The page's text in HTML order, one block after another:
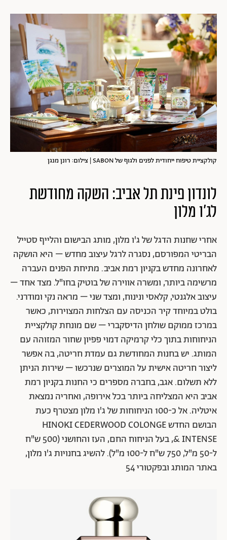
קולקציית טיפוח ייחודית לפנים ולגוף של SABON | צילום: רונן מנגן
לונדון פינת תל אביב: השקה מחודשת
לג'ו מלון
אחרי שחנות הדגל של ג'ו מלון, מותג הבישום והלייף סטייל
הבריטי המפורסם, נסגרה לרגל עיצוב מחדש – היא הושקה
לאחרונה מחדש בקניון רמת אביב. מתיחת הפנים העברה
מרשימה ביותר, ומשרה אווירה של בוטיק בחו"ל. מצד אחד –
עיצוב אלגנטי, קלאסי ונינוח, ומצד שני – מראה נקי ומודרני.
בולט במיוחד קיר הכניסה עם הצלחות המצוירות, כאשר
במרכז ממוקם שולחן הדיסקברי – שם מונחת קולקציית
הניחוחות בתוך כלי קרמיקה דמוי פפיון שחור המזוהה עם
המותג. יש בחנות המחודשת גם עמדת חריטה, בה אפשר
ליצור חריטה אישית על המוצרים שנרכשו – שירות הניתן
ללא תשלום. אגב, בחברה מספרים כי החנות בקניון רמת
אביב היא המצליחה ביותר בכל אירופה, ואחריה נמצאת
איטליה. אל כ-100 הניחוחות של ג'ו מלון מצטרף כעת
הבושם החדש HINOKI CEDERWOOD COLONGE
INTENSE &, בעל הניחוח החם, העז והחושני (500 ש"ח
ל-50 מ"ל, 750 ש"ח ל-100 מ"ל). להשיג בחנויות ג'ו מלון,
באתר המותג ובפקטורי 54